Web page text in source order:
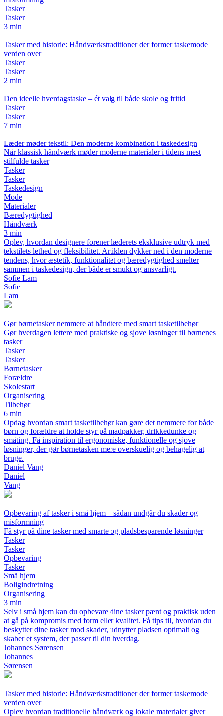
Tasker
Tasker
3 min
Tasker med historie: Håndværkstraditioner der former taskemode
verden over
Tasker
Tasker
2 min
Den ideelle hverdagstaske – ét valg til både skole og fritid
Tasker
Tasker
7 min
Læder møder tekstil: Den moderne kombination i taskedesign
Når klassisk håndværk møder moderne materialer i tidens mest
stilfulde tasker
Tasker
Tasker
Taskedesign
Mode
Materialer
Bæredygtighed
Håndværk
3 min
Oplev, hvordan designere forener læderets eksklusive udtryk med
tekstilets lethed og fleksibilitet. Artiklen dykker ned i den moderne
tendens, hvor æstetik, funktionalitet og bæredygtighed smelter
sammen i taskedesign, der både er smukt og ansvarligt.
Sofie Lam
Sofie
Lam
Gør børnetasker nemmere at håndtere med smart tasketilbehør
Gør hverdagen lettere med praktiske og sjove løsninger til børnenes
tasker
Tasker
Tasker
Børnetasker
Forældre
Skolestart
Organisering
Tilbehør
6 min
Opdag hvordan smart tasketilbehør kan gøre det nemmere for både
børn og forældre at holde styr på madpakker, drikkedunke og
småting. Få inspiration til ergonomiske, funktionelle og sjove
løsninger, der gør børnetasken mere overskuelig og behagelig at
bruge.
Daniel Vang
Daniel
Vang
Opbevaring af tasker i små hjem – sådan undgår du skader og
misformning
Få styr på dine tasker med smarte og pladsbesparende løsninger
Tasker
Tasker
Opbevaring
Tasker
Små hjem
Boligindretning
Organisering
3 min
Selv i små hjem kan du opbevare dine tasker pænt og praktisk uden
at gå på kompromis med form eller kvalitet. Få tips til, hvordan du
beskytter dine tasker mod skader, udnytter pladsen optimalt og
skaber et system, der passer til din hverdag.
Johannes Sørensen
Johannes
Sørensen
Tasker med historie: Håndværkstraditioner der former taskemode
verden over
Oplev hvordan traditionelle håndværk og lokale materialer giver